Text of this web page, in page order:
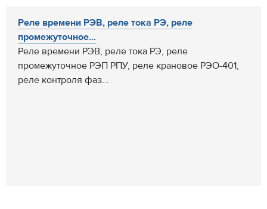
Реле времени РЭВ, реле тока РЭ, реле
промежуточное...
Реле времени РЭВ, реле тока РЭ, реле
промежуточное РЭП РПУ, реле крановое РЭО-401,
реле контроля фаз...